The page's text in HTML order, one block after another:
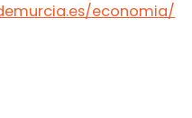
economia/